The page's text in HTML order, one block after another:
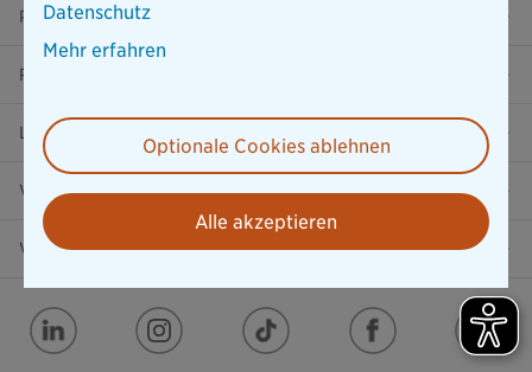
Presse
Ratgeber
Lob & Kritik
Versicherung in der Nähe
Vertrag widerrufen
Datenschutz
Mehr erfahren
Optionale Cookies ablehnen
Alle akzeptieren